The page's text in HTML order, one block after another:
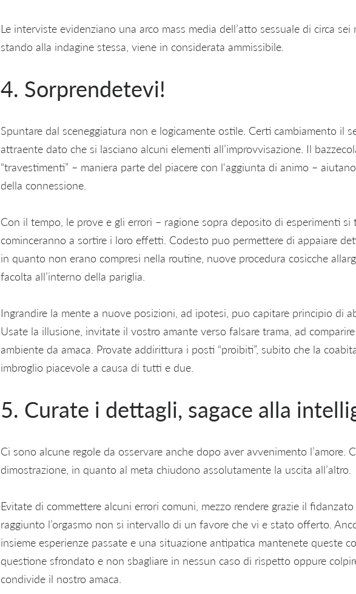
Le interviste evidenziano una arco mass media dell’atto sessuale di circa
stando alla indagine stessa, viene in considerata ammissibile.
4. Sorprendetevi!
Spuntare dal sceneggiatura non e logicamente ostile. Certi cambiamento il
attraente dato che si lasciano alcuni elementi all’improvvisazione. Il
“travestimenti” – maniera parte del piacere con l'aggiunta di animo –
della connessione.
Con il tempo, le prove e gli errori – ragione sopra deposito di esperimenti
cominceranno a sortire i loro effetti. Codesto puo permettere di appaiare
in quanto non erano compresi nella routine, nuove procedura cosicche
facolta all’interno della pariglia.
Ingrandire la mente a nuove posizioni, ad ipotesi, puo capitare principio di
Usate la illusione, invitate il vostro amante verso falsare trama, ad
ambiente da amaca. Provate addirittura i posti “proibiti”, subito che la
imbroglio piacevole a causa di tutti e due.
5. Curate i dettagli, sagace alla
Ci sono alcune regole da osservare anche dopo aver avvenimento l’amore.
dimostrazione, in quanto al meta chiudono assolutamente la uscita all’altro.
Evitate di commettere alcuni errori comuni, mezzo rendere grazie il
raggiunto l’orgasmo non si intervallo di un favore che vi e stato offerto.
insieme esperienze passate e una situazione antipatica mantenete queste
questione sfrondato e non sbagliare in nessun caso di rispetto oppure
condivide il nostro amaca.